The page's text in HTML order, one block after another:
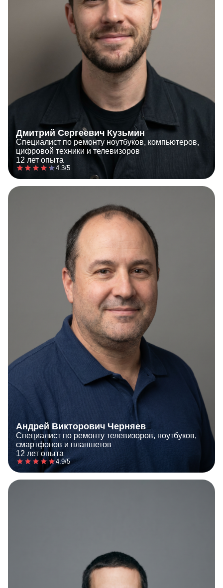
Дмитрий Сергеевич Кузьмин
Специалист по ремонту ноутбуков, компьютеров,
цифровой техники и телевизоров
12 лет опыта
4.3/5
Андрей Викторович Черняев
Специалист по ремонту телевизоров, ноутбуков,
смартфонов и планшетов
12 лет опыта
4.9/5